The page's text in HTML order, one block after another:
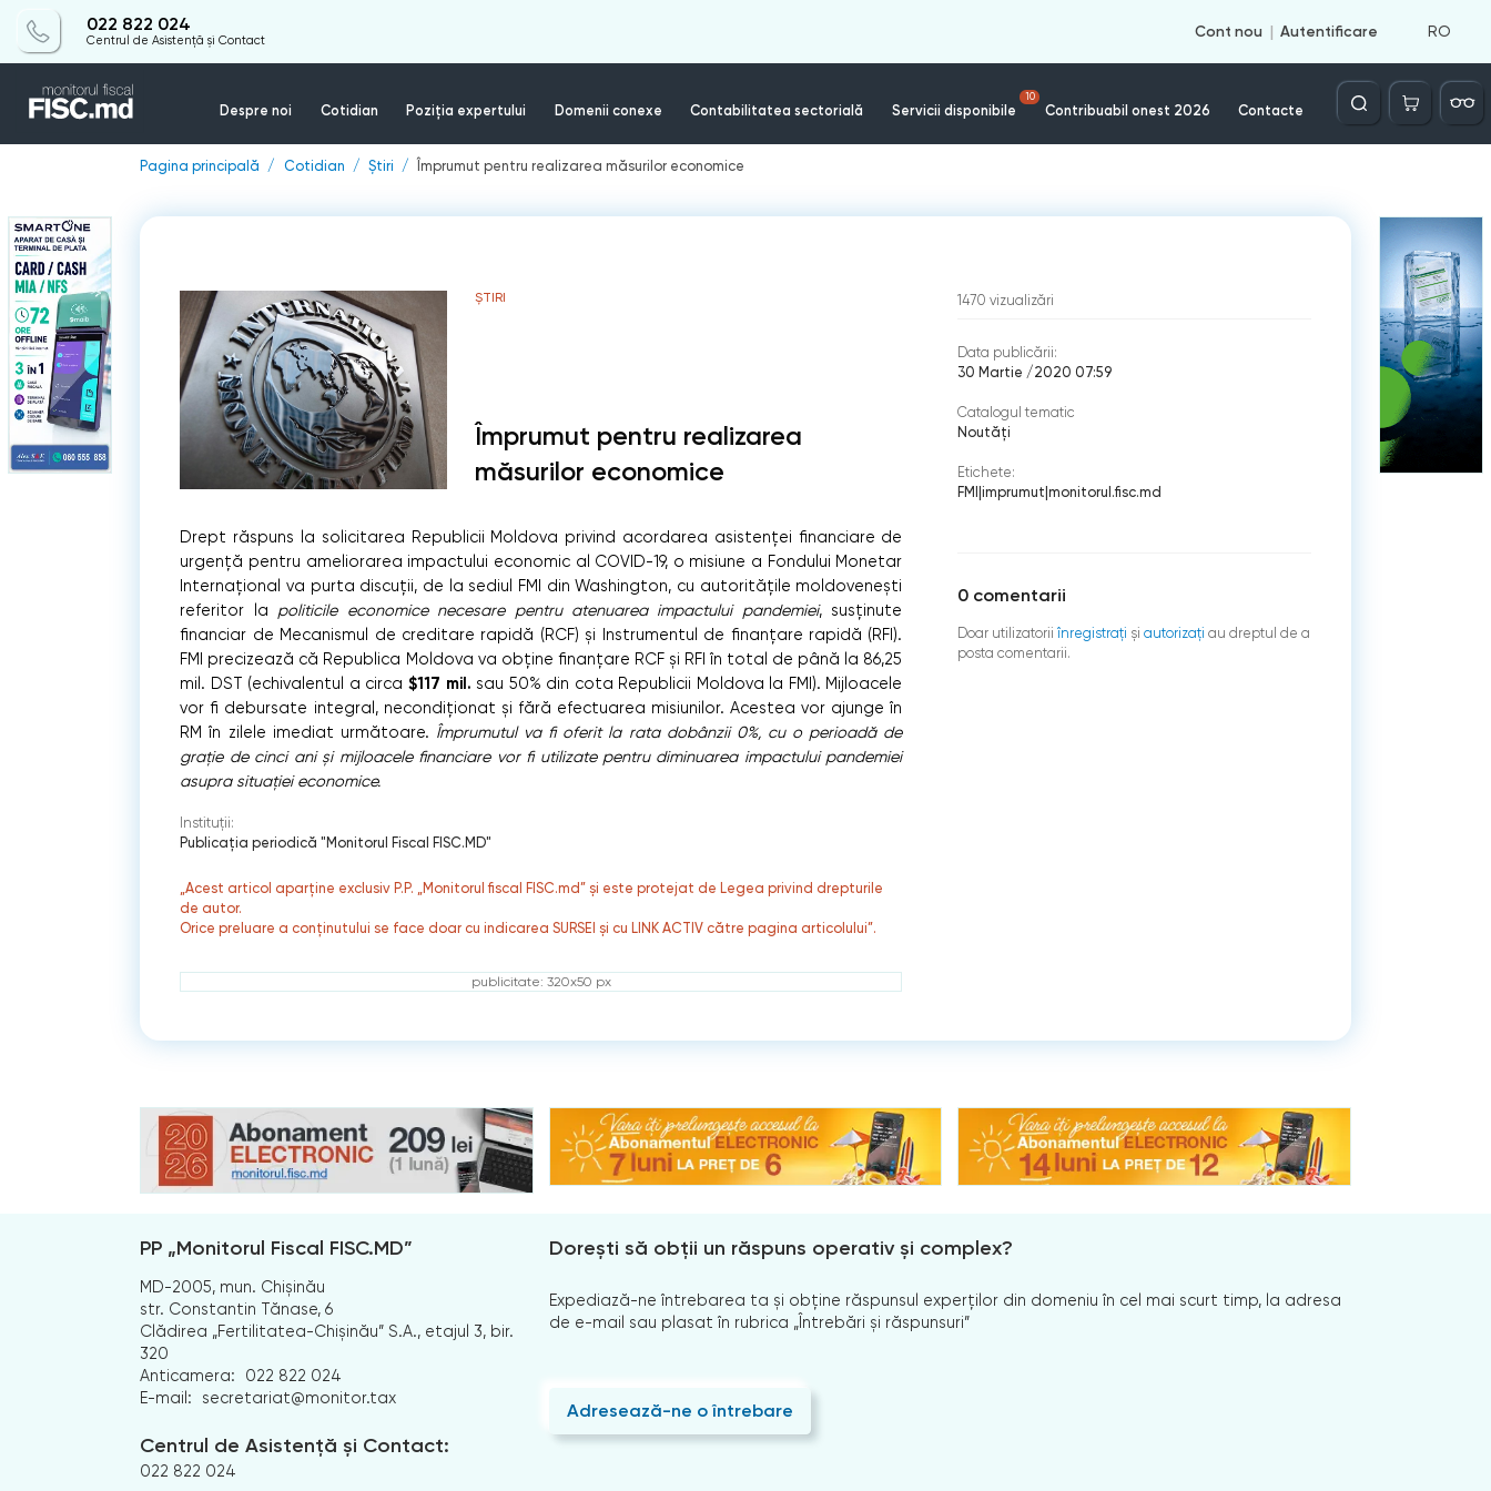
022 822 024
Centrul de Asistență și Contact
Cont nou Autentificare RO
Despre noi Cotidian Poziția expertului Domenii conexe Contabilitatea sectorială Servicii disponibile
10
Contribuabil onest 2026 Contacte
Căutare
Pagina principală Cotidian Știri Împrumut pentru realizarea măsurilor economice
ȘTIRI
Împrumut pentru realizarea
măsurilor economice
Drept răspuns la solicitarea Republicii Moldova privind acordarea asistenței financiare de
urgență pentru ameliorarea impactului economic al COVID-19, o misiune a Fondului Monetar
Internațional va purta discuții, de la sediul FMI din Washington, cu autoritățile moldovenești
referitor la politicile economice necesare pentru atenuarea impactului pandemiei, susținute
financiar de Mecanismul de creditare rapidă (RCF) și Instrumentul de finanțare rapidă (RFI).
FMI precizează că Republica Moldova va obține finanțare RCF și RFI în total de până la 86,25
mil. DST (echivalentul a circa $117 mil. sau 50% din cota Republicii Moldova la FMI). Mijloacele
vor fi debursate integral, necondiționat și fără efectuarea misiunilor. Acestea vor ajunge în
RM în zilele imediat următoare. Împrumutul va fi oferit la rata dobânzii 0%, cu o perioadă de
grație de cinci ani și mijloacele financiare vor fi utilizate pentru diminuarea impactului pandemiei
asupra situației economice.
Instituții:
Publicaţia periodică "Monitorul Fiscal FISC.MD"
„Acest articol aparține exclusiv P.P. „Monitorul fiscal FISC.md” și este protejat de Legea privind drepturile
de autor.
Orice preluare a conținutului se face doar cu indicarea SURSEI și cu LINK ACTIV către pagina articolului”.
publicitate: 320x50 px
1470 vizualizări
Data publicării:
30 Martie /2020 07:59
Catalogul tematic
Noutăți
Etichete:
FMI imprumut monitorul.fisc.md
0 comentarii
Doar utilizatorii înregistraţi şi autorizați au dreptul de a
posta comentarii.
PP „Monitorul Fiscal FISC.MD”
MD-2005, mun. Chișinău
str. Constantin Tănase, 6
Clădirea „Fertilitatea-Chișinău” S.A., etajul 3, bir.
320
Anticamera:
022 822 024
E-mail:
secretariat@monitor.tax
Centrul de Asistență și Contact:
022 822 024
Dorești să obții un răspuns operativ și complex?
Expediază-ne întrebarea ta și obține răspunsul experților din domeniu în cel mai scurt timp, la adresa
de e-mail sau plasat în rubrica „Întrebări și răspunsuri”
Adresează-ne o întrebare